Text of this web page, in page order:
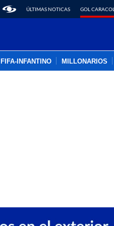
ÚLTIMAS NOTICAS GOL CARACOL
FIFA-INFANTINO MILLONARIOS